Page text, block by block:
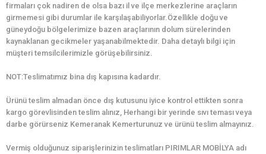
firmaları çok nadiren de olsa bazı il ve ilçe merkezlerine araçların
girmemesi gibi durumlar ile karşılaşabiliyorlar.Özellikle doğu ve
güneydoğu bölgelerimize bazen araçlarının dolum sürelerinden
kaynaklanan gecikmeler yaşanabilmektedir. Daha detaylı bilgi için
müşteri temsilcilerimizle görüşebilirsiniz.
NOT:Teslimatımız bina dış kapısına kadardır.
Ürünü teslim almadan önce dış kutusunu iyice kontrol ettikten sonra
kargo görevlisinden teslim alınız, Herhangi bir yerinde sıvı teması veya
darbe görürseniz Kemeranak Kemerturunuz ve ürünü teslim almayınız.
Vermiş olduğunuz siparişlerinizin teslimatları PIRIMLAR MOBİLYA adı